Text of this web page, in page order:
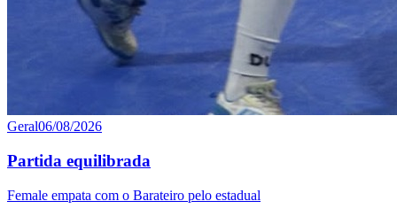
Geral06/08/2026
Partida equilibrada
Female empata com o Barateiro pelo estadual